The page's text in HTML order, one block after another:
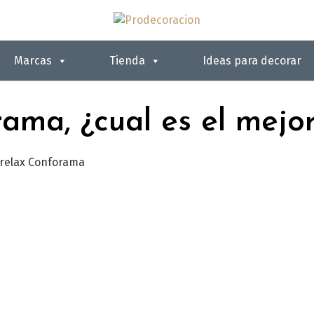
Marcas Tienda Ideas para decorar
¿cual es el